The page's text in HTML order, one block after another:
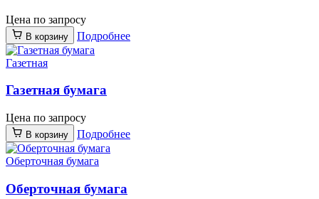
Цена по запросу
В корзину Подробнее
Газетная
Газетная бумага
Цена по запросу
В корзину Подробнее
Оберточная бумага
Оберточная бумага